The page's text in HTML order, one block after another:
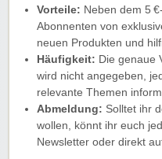
Vorteile: Neben dem 5
Abonnenten von
neuen Produkten und
Häufigkeit: Die genaue
wird nicht angegeben,
relevante Themen
Abmeldung: Solltet ihr
wollen, könnt ihr euch
Newsletter oder direkt